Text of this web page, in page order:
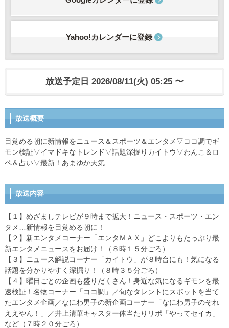
Yahoo!カレンダーに登録
放送予定日 2026/08/11(火) 05:25 〜
放送概要
目覚める朝に新情報をニュース＆スポーツ＆エンタメ▽ココ調でギ
モン検証▽イマドキなトレンド▽話題深掘りカイトウ▽わんこ＆ロ
ペ＆占い▽最新！あまゆか天気
放送内容
【１】めざましテレビが９時まで拡大！ニュース・スポーツ・エン
タメ…新情報を目覚める朝に！
【２】新エンタメコーナー「エンタＭＡＸ」どこよりもたっぷり最
新エンタメニュースをお届け！（８時１５分ごろ）
【３】ニュース解説コーナー「カイトウ」が８時台にも！気になる
話題を分かりやすく深掘り！（８時３５分ごろ）
【４】曜日ごとの企画も盛りだくさん！身近な気になるギモンを最
速検証！名物コーナー「ココ調」／旬なタレントにスポットを当て
たエンタメ企画／なにわ男子の新企画コーナー「なにわ男子のそれ
ええやん！」／井上清華キャスター体当たりリポ「やってセイカ」
など（７時２０分ごろ）